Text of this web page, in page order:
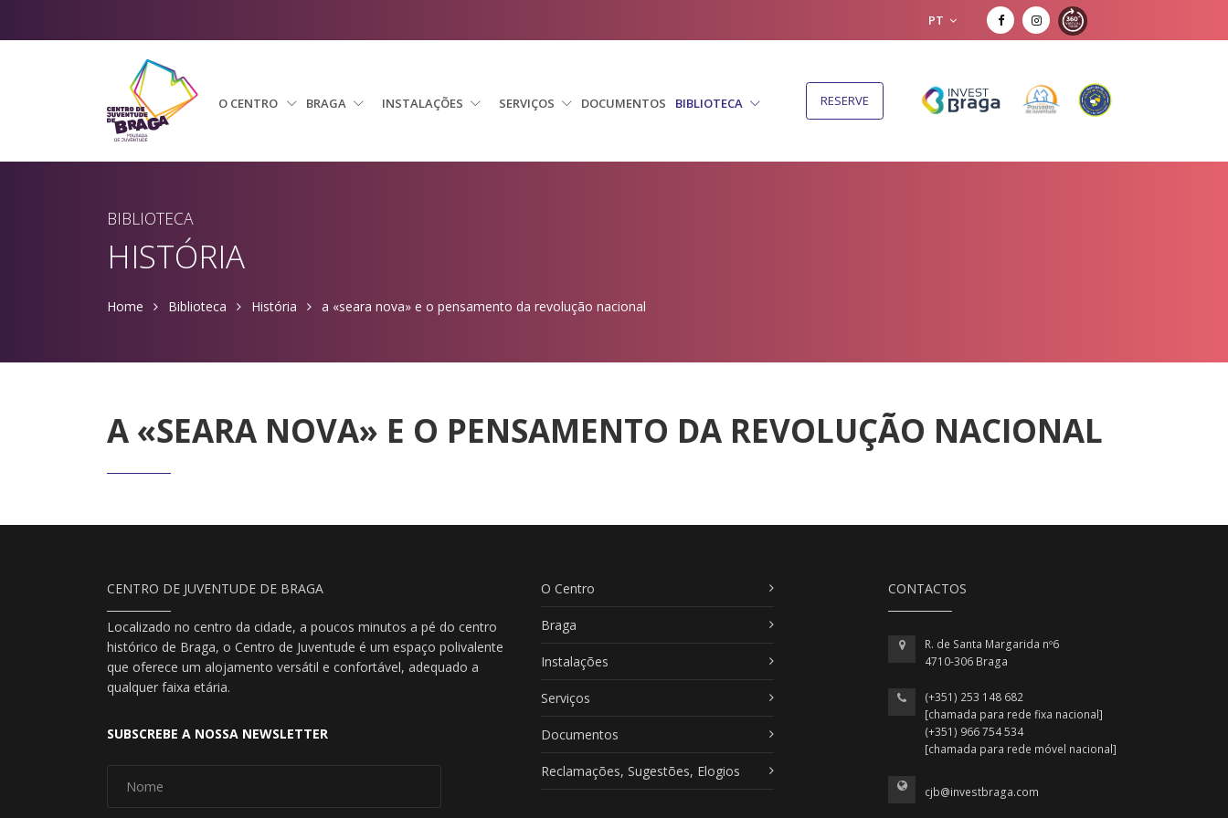
PT
O CENTRO BRAGA INSTALAÇÕES SERVIÇOS DOCUMENTOS BIBLIOTECA RESERVE
BIBLIOTECA
HISTÓRIA
Home Biblioteca História a «seara nova» e o pensamento da revolução nacional
A «SEARA NOVA» E O PENSAMENTO DA REVOLUÇÃO NACIONAL
CENTRO DE JUVENTUDE DE BRAGA
Localizado no centro da cidade, a poucos minutos a pé do centro
histórico de Braga, o Centro de Juventude é um espaço polivalente
que oferece um alojamento versátil e confortável, adequado a
qualquer faixa etária.
SUBSCREBE A NOSSA NEWSLETTER
O Centro
Braga
Instalações
Serviços
Documentos
Reclamações, Sugestões, Elogios
CONTACTOS
R. de Santa Margarida nº6
4710-306 Braga
(+351) 253 148 682
[chamada para rede fixa nacional]
(+351) 966 754 534
[chamada para rede móvel nacional]
cjb@investbraga.com